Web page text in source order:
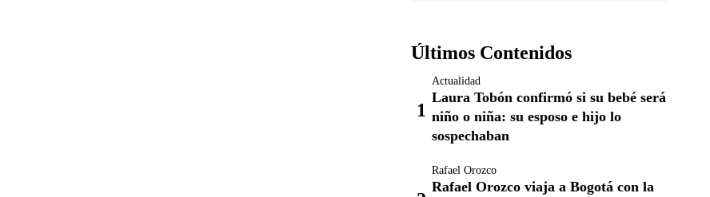
Últimos Contenidos
Actualidad
Laura Tobón confirmó si su bebé será
niño o niña: su esposo e hijo lo
sospechaban
Rafael Orozco
Rafael Orozco viaja a Bogotá con la